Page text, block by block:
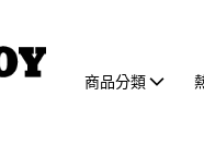
商品分類